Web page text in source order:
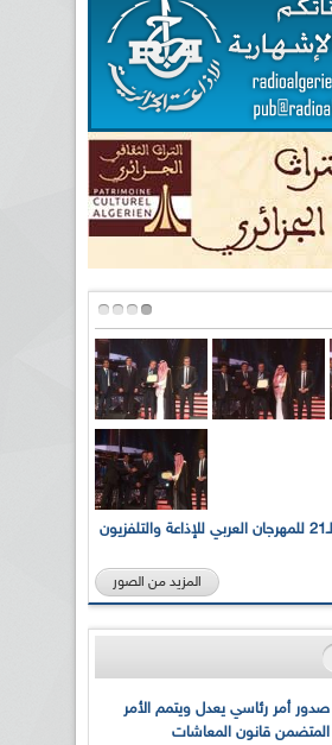
بالصور... الدورة الـ21 للمهرجان العربي للإذاعة والتلفزيون
المزيد من الصور
صدور أمر رئاسي يعدل ويتمم الأمر
المتضمن قانون المعاشات